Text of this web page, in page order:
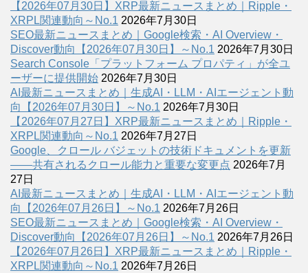
【2026年07月30日】XRP最新ニュースまとめ｜Ripple・
XRPL関連動向～No.1 2026年7月30日
SEO最新ニュースまとめ｜Google検索・AI Overview・
Discover動向【2026年07月30日】～No.1 2026年7月30日
Search Console「プラットフォーム プロパティ」が全ユ
ーザーに提供開始 2026年7月30日
AI最新ニュースまとめ｜生成AI・LLM・AIエージェント動
向【2026年07月30日】～No.1 2026年7月30日
【2026年07月27日】XRP最新ニュースまとめ｜Ripple・
XRPL関連動向～No.1 2026年7月27日
Google、クロール バジェットの技術ドキュメントを更新
――共有されるクロール能力と重要な変更点 2026年7月
27日
AI最新ニュースまとめ｜生成AI・LLM・AIエージェント動
向【2026年07月26日】～No.1 2026年7月26日
SEO最新ニュースまとめ｜Google検索・AI Overview・
Discover動向【2026年07月26日】～No.1 2026年7月26日
【2026年07月26日】XRP最新ニュースまとめ｜Ripple・
XRPL関連動向～No.1 2026年7月26日